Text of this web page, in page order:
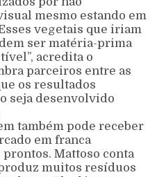
mesmo estando em
vegetais que iriam
ser matéria-prima
acredita o
parceiros entre as
os resultados
seja desenvolvido
também pode receber
em franca
Mattoso conta
muitos resíduos